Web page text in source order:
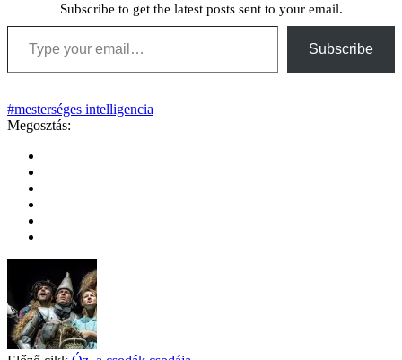
Subscribe to get the latest posts sent to your email.
Type your email…
Subscribe
#mesterséges intelligencia
Megosztás: